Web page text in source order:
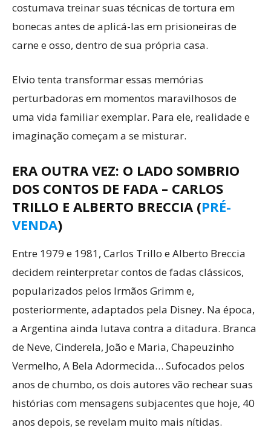
costumava treinar suas técnicas de tortura em
bonecas antes de aplicá-las em prisioneiras de
carne e osso, dentro de sua própria casa.
Elvio tenta transformar essas memórias
perturbadoras em momentos maravilhosos de
uma vida familiar exemplar. Para ele, realidade e
imaginação começam a se misturar.
ERA OUTRA VEZ: O LADO SOMBRIO
DOS CONTOS DE FADA – CARLOS
TRILLO E ALBERTO BRECCIA (PRÉ-
VENDA)
Entre 1979 e 1981, Carlos Trillo e Alberto Breccia
decidem reinterpretar contos de fadas clássicos,
popularizados pelos Irmãos Grimm e,
posteriormente, adaptados pela Disney. Na época,
a Argentina ainda lutava contra a ditadura. Branca
de Neve, Cinderela, João e Maria, Chapeuzinho
Vermelho, A Bela Adormecida… Sufocados pelos
anos de chumbo, os dois autores vão rechear suas
histórias com mensagens subjacentes que hoje, 40
anos depois, se revelam muito mais nítidas.